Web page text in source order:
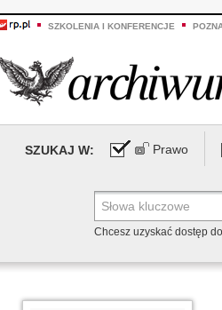
SZKOLENIA I KONFERENCJE
SZUKAJ W: Prawo
Chcesz uzyskać dostęp